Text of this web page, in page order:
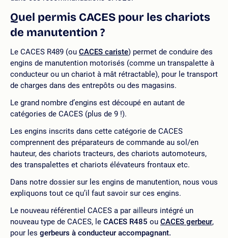
Quel permis CACES pour les chariots
de manutention ?
Le CACES R489 (ou CACES cariste) permet de conduire des
engins de manutention motorisés (comme un transpalette à
conducteur ou un chariot à mât rétractable), pour le transport
de charges dans des entrepôts ou des magasins.
Le grand nombre d’engins est découpé en autant de
catégories de CACES (plus de 9 !).
Les engins inscrits dans cette catégorie de CACES
comprennent des préparateurs de commande au sol/en
hauteur, des chariots tracteurs, des chariots automoteurs,
des transpalettes et chariots élévateurs frontaux etc.
Dans notre dossier sur les engins de manutention, nous vous
expliquons tout ce qu’il faut savoir sur ces engins.
Le nouveau référentiel CACES a par ailleurs intégré un
nouveau type de CACES, le CACES R485 ou CACES gerbeur,
pour les gerbeurs à conducteur accompagnant.